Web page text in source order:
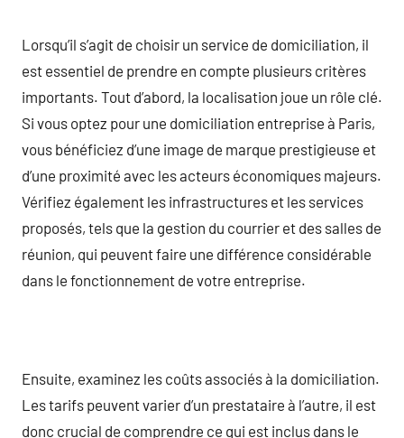
Lorsqu’il s’agit de choisir un service de domiciliation, il
est essentiel de prendre en compte plusieurs critères
importants. Tout d’abord, la localisation joue un rôle clé.
Si vous optez pour une domiciliation entreprise à Paris,
vous bénéficiez d’une image de marque prestigieuse et
d’une proximité avec les acteurs économiques majeurs.
Vérifiez également les infrastructures et les services
proposés, tels que la gestion du courrier et des salles de
réunion, qui peuvent faire une différence considérable
dans le fonctionnement de votre entreprise.
Ensuite, examinez les coûts associés à la domiciliation.
Les tarifs peuvent varier d’un prestataire à l’autre, il est
donc crucial de comprendre ce qui est inclus dans le